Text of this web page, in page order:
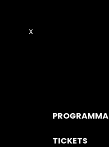
x
PROGRAMMA
TICKETS